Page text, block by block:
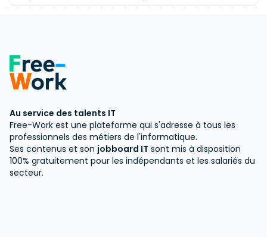
Au service des talents IT
Free-Work est une plateforme qui s'adresse à tous les
professionnels des métiers de l'informatique.
Ses contenus et son jobboard IT sont mis à disposition
100% gratuitement pour les indépendants et les salariés du
secteur.